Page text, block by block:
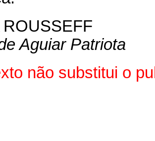
ROUSSEFF
Aguiar Patriota
não substitui o